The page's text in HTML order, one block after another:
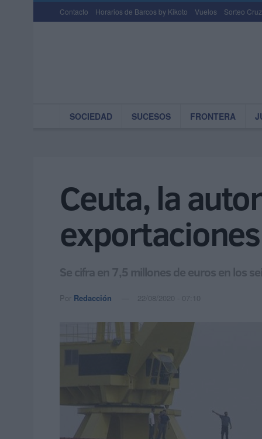
Contacto Horarios de Barcos by Kikoto Vuelos Sorteo
SOCIEDAD SUCESOS FRONTERA
Ceuta, la
Se cifra en 7,5 millones de euros en los
Por Redacción 22/08/2020 - 07:10